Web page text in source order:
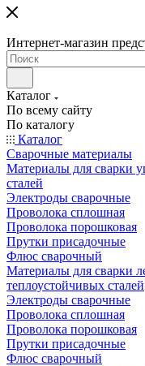
Интернет-магазин
Каталог
По всему сайту
По каталогу
Каталог
Сварочные материалы
Материалы для сварки
сталей
Электроды сварочные
Проволока сплошная
Проволока порошковая
Прутки присадочные
Флюс сварочный
Материалы для сварки
теплоустойчивых сталей
Электроды сварочные
Проволока сплошная
Проволока порошковая
Прутки присадочные
Флюс сварочный